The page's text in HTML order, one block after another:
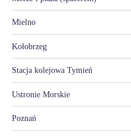
Mielno
Kołobrzeg
Stacja kolejowa Tymień
Ustronie Morskie
Poznań